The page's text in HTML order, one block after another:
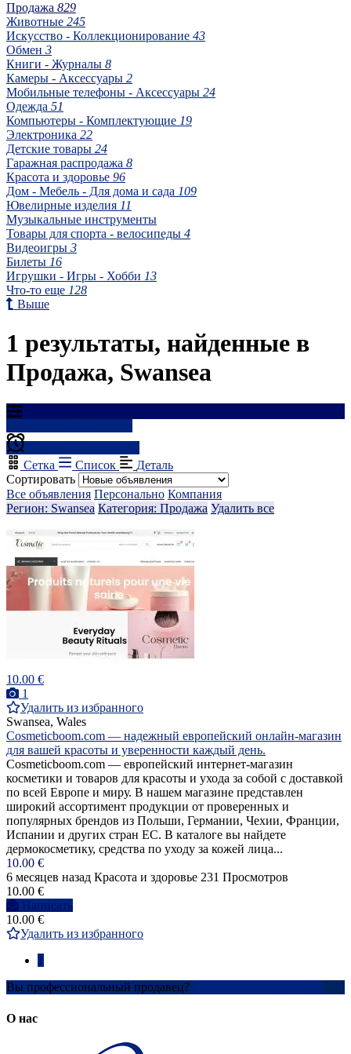
Продажа 829
Животные 245
Искусство - Коллекционирование 43
Обмен 3
Книги - Журналы 8
Камеры - Аксессуары 2
Мобильные телефоны - Аксессуары 24
Одежда 51
Компьютеры - Комплектующие 19
Электроника 22
Детские товары 24
Гаражная распродажа 8
Красота и здоровье 96
Дом - Мебель - Для дома и сада 109
Ювелирные изделия 11
Музыкальные инструменты
Товары для спорта - велосипеды 4
Видеоигры 3
Билеты 16
Игрушки - Игры - Хобби 13
Что-то еще 128
Выше
1 результаты, найденные в
Продажа, Swansea
Сетка
Список
Деталь
Сортировать
Все объявления Персонально Компания
Регион: Swansea Категория: Продажа Удалить все
10.00 €
1
Удалить из избранного
Swansea, Wales
Cosmeticboom.com — надежный европейский онлайн-магазин
для вашей красоты и уверенности каждый день.
Cosmeticboom.com — европейский интернет-магазин
косметики и товаров для красоты и ухода за собой с доставкой
по всей Европе и миру. В нашем магазине представлен
широкий ассортимент продукции от проверенных и
популярных брендов из Польши, Германии, Чехии, Франции,
Испании и других стран ЕС. В каталоге вы найдете
дермокосметику, средства по уходу за кожей лица...
10.00 €
6 месяцев назад Красота и здоровье 231 Просмотров
10.00 €
Написать
10.00 €
Удалить из избранного
Вы профессиональный продавец?
О нас